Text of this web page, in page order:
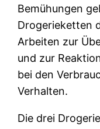
Bemühungen
Drogerieketten
Arbeiten zur
und zur
bei den
Verhalten.
Die drei